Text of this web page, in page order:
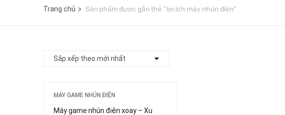
Trang chủ Sản phẩm được gắn thẻ “lợi ích máy nhún điện”
MÁY GAME NHÚN ĐIỆN
Máy game nhún điện xoay – Xu